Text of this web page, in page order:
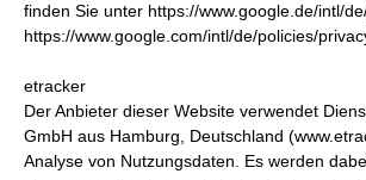
finden Sie unter https://www.google.de/intl/
https://www.google.com/intl/de/policies/
etracker
Der Anbieter dieser Website verwendet
GmbH aus Hamburg, Deutschland
Analyse von Nutzungsdaten. Es werden